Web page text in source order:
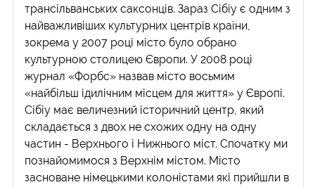
трансільванських саксонців. Зараз Сібіу є одним з
найважливіших культурних центрів країни,
зокрема у 2007 році місто було обрано
культурною столицею Європи. У 2008 році
журнал «Форбс» назвав місто восьмим
«найбільш ідилічним місцем для життя» у Європі.
Сібіу має величезний історичний центр, який
складається з двох не схожих одну на одну
частин - Верхнього і Нижнього міст. Спочатку ми
познайомимося з Верхнім містом. Місто
засноване німецькими колоністами які прийшли в